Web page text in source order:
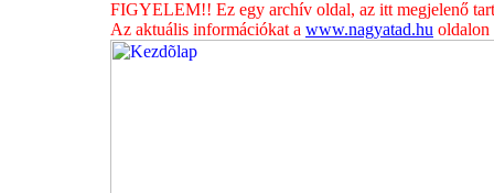
FIGYELEM!! Ez egy archív oldal, az itt megjelenő
Az aktuális információkat a www.nagyatad.hu oldalon